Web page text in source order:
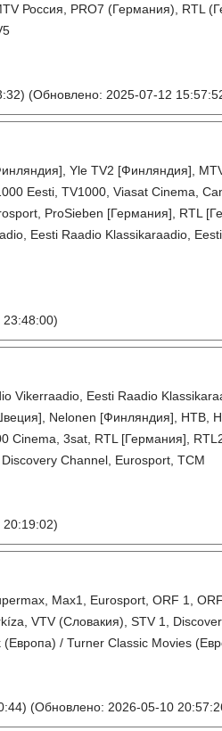
Россия, PRO7 (Германия), RTL
(Обновлено: 2025-07-12
Yle TV2 [Финляндия],
Eesti, TV1000, Viasat Cinema,
ProSieben [Германия], RTL
Eesti Raadio Klassikaraadio,
Vikerraadio, Eesti Raadio
Nelonen [Финляндия], НТВ,
Cinema, 3sat, RTL [Германия],
Channel, Eurosport, TCM
Max1, Eurosport, ORF 1,
VTV (Словакия), STV 1,
/ Turner Classic Movies
(Обновлено: 2026-05-10